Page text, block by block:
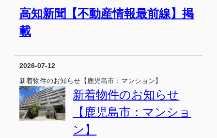
高知新聞【不動産情報最前線】掲
載
2026-07-12
新着物件のお知らせ【鹿児島市：マンション】
新着物件のお知らせ
【鹿児島市：マンショ
ン】